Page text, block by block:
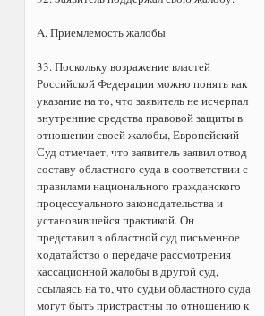
A. Приемлемость жалобы
33. Поскольку возражение властей
Российской Федерации можно понять как
указание на то, что заявитель не исчерпал
внутренние средства правовой защиты в
отношении своей жалобы, Европейский
Суд отмечает, что заявитель заявил отвод
составу областного суда в соответствии с
правилами национального гражданского
процессуального законодательства и
установившейся практикой. Он
представил в областной суд письменное
ходатайство о передаче рассмотрения
кассационной жалобы в другой суд,
ссылаясь на то, что судьи областного суда
могут быть пристрастны по отношению к